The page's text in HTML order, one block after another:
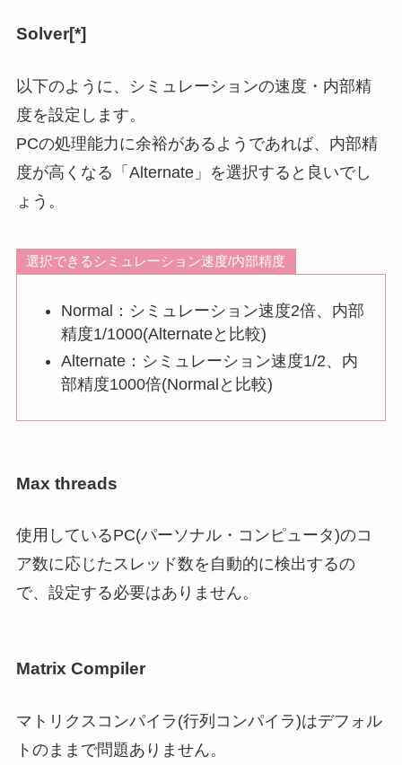
Solver[*]
以下のように、シミュレーションの速度・内部精
度を設定します。
PCの処理能力に余裕があるようであれば、内部精
度が高くなる「Alternate」を選択すると良いでし
ょう。
選択できるシミュレーション速度/内部精度
Normal：シミュレーション速度2倍、内部
精度1/1000(Alternateと比較)
Alternate：シミュレーション速度1/2、内
部精度1000倍(Normalと比較)
Max threads
使用しているPC(パーソナル・コンピュータ)のコ
ア数に応じたスレッド数を自動的に検出するの
で、設定する必要はありません。
Matrix Compiler
マトリクスコンパイラ(行列コンパイラ)はデフォル
トのまま で問題ありません。